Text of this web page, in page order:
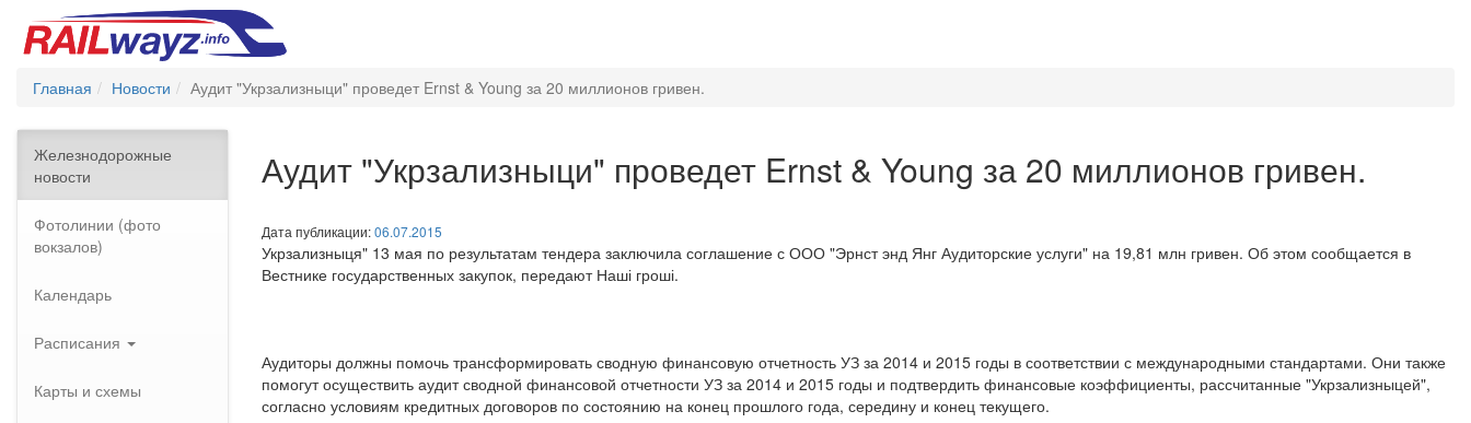
Главная Новости Аудит "Укрзализныци" проведет Ernst & Young за 20 миллионов гривен.
Железнодорожные
новости
Фотолинии (фото
вокзалов)
Календарь
Расписания
Карты и схемы
Аудит "Укрзализныци" проведет Ernst & Young за 20 миллионов гривен.
Дата публикации:06.07.2015
Укрзализныця" 13 мая по результатам тендера заключила соглашение с ООО "Эрнст энд Янг Аудиторские услуги" на 19,81 млн гривен. Об этом сообщается в
Вестнике государственных закупок, передают Наші гроші.
Аудиторы должны помочь трансформировать сводную финансовую отчетность УЗ за 2014 и 2015 годы в соответствии с международными стандартами. Они также
помогут осуществить аудит сводной финансовой отчетности УЗ за 2014 и 2015 годы и подтвердить финансовые коэффициенты, рассчитанные "Укрзализныцей",
согласно условиям кредитных договоров по состоянию на конец прошлого года, середину и конец текущего.